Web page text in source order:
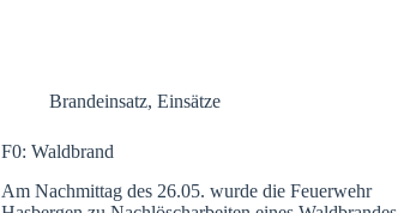
Brandeinsatz,Einsätze
F0: Waldbrand
Am Nachmittag des 26.05. wurde die Feuerwehr